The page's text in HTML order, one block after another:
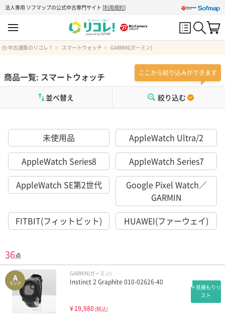
法人専用 ソフマップの公式中古専門サイト [利用規約]
中古通販のリコレ！ スマートウォッチ GARMIN(ガーミン)
商品一覧: スマートウォッチ ここから絞り込みができます
絞り込む
並べ替え
未使用品
AppleWatch Ultra/2
AppleWatch Series8
AppleWatch Series7
AppleWatch SE第2世代
Google Pixel Watch／
GARMIN
FITBIT(フィットビット)
HUAWEI(ファーウェイ)
36点
A
ランク
GARMIN(ガーミン)
Instinct 2 Graphite 010-02626-40
¥19,980 (税込)
＋見積もりリ
スト